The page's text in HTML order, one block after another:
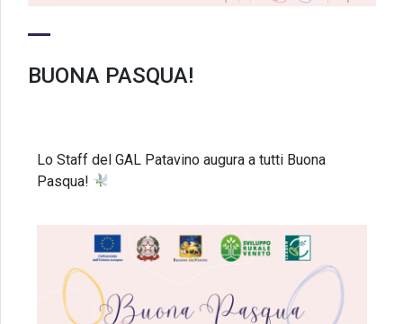
BUONA PASQUA!
Lo Staff del GAL Patavino augura a tutti Buona
Pasqua!